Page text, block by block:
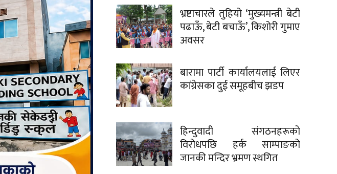
भ्रष्टाचारले तुहियो ‘मुख्यमन्त्री बेटी
पढाऊँ, बेटी बचाऊँ’, किशोरी गुमाए
अवसर
बारामा पार्टी कार्यालयलाई लिएर
कांग्रेसका दुई समूहबीच झडप
हिन्दुवादी संगठनहरूको
विरोधपछि हर्क साम्पाङको
जानकी मन्दिर भ्रमण स्थगित